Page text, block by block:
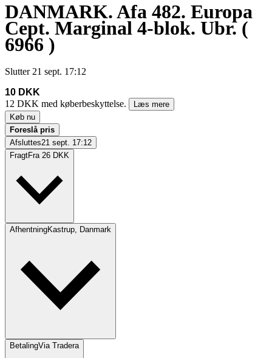
DANMARK. Afa 482. Europa
Cept. Marginal 4-blok. Ubr. (
6966 )
Slutter 21 sept. 17:12
10 DKK
12 DKK med køberbeskyttelse.
Læs mere
Køb nu
Foreslå pris
Afsluttes21 sept. 17:12
FragtFra 26 DKK
AfhentningKastrup, Danmark
BetalingVia Tradera